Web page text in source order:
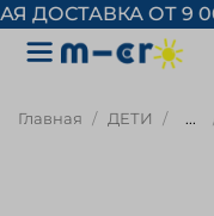
Главная ДЕТИ ...